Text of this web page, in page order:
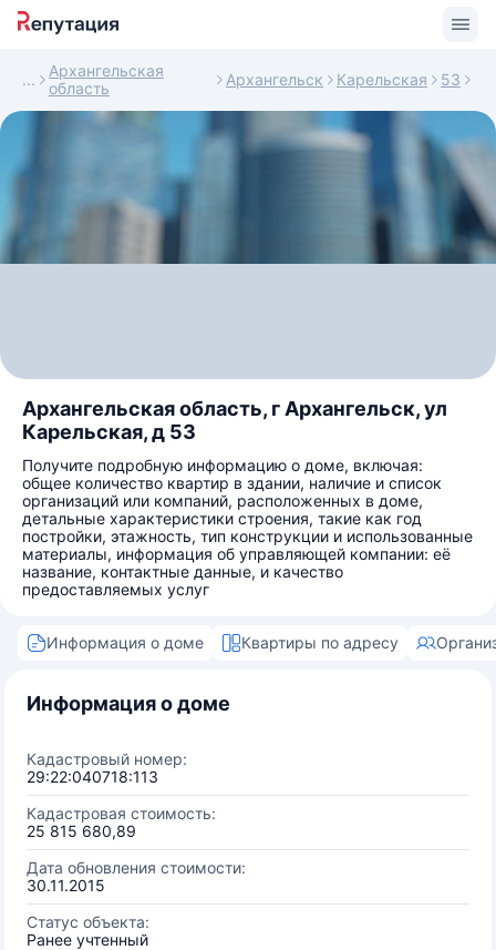
Архангельская
область
Архангельск Карельская 53
Архангельская область, г Архангельск, ул
Карельская, д 53
Получите подробную информацию о доме, включая:
общее количество квартир в здании, наличие и список
организаций или компаний, расположенных в доме,
детальные характеристики строения, такие как год
постройки, этажность, тип конструкции и использованные
материалы, информация об управляющей компании: её
название, контактные данные, и качество
предоставляемых услуг
Информация о доме Квартиры по адресу
Информация о доме
Кадастровый номер:
29:22:040718:113
Кадастровая стоимость:
25 815 680,89
Дата обновления стоимости:
30.11.2015
Статус объекта:
Ранее учтенный